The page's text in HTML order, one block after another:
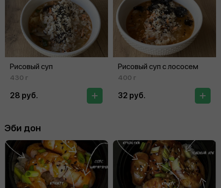
Рисовый суп
430 г
28 руб.
Рисовый суп с лососем
400 г
32 руб.
Эби дон